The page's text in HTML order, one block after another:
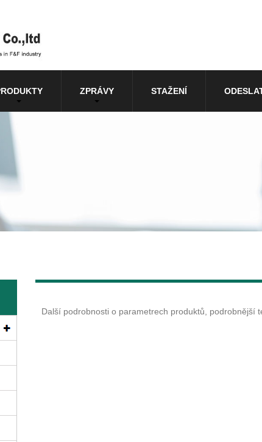
ZPRÁVY STAŽENÍ
Další podrobnosti o parametrech produktů, podrobnější